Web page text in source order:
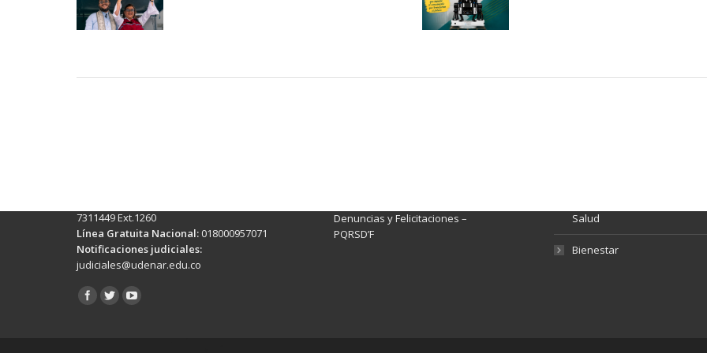
7311449 Ext.1260
Línea Gratuita Nacional: 018000957071
Notificaciones judiciales:
judiciales@udenar.edu.co
Encuéntranos en:
Denuncias y Felicitaciones –
PQRSD’F
Salud
Bienestar